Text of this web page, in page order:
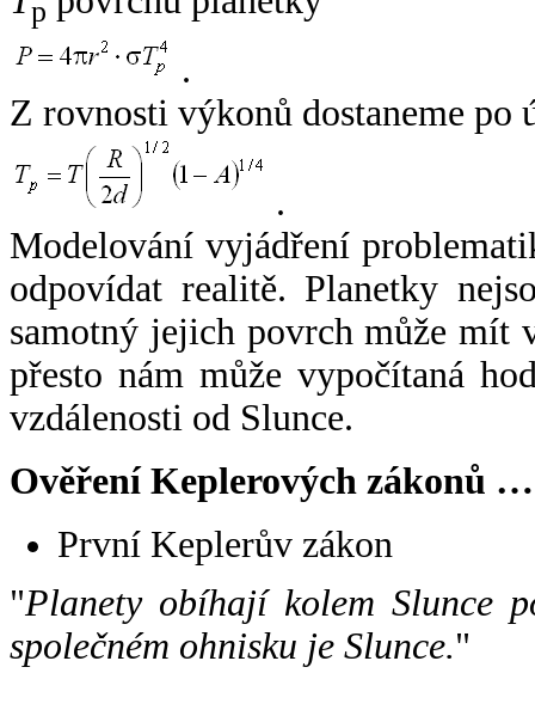
p
.
Z rovnosti výkonů dostaneme po
.
Modelování vyjádření
odpovídat realitě. Planetky
samotný jejich povrch může mít
přesto nám může vypočítaná
vzdálenosti od Slunce.
Ověření Keplerových zákonů …
První Keplerův zákon
"Planety obíhají kolem Slunce
společném ohnisku je Slunce."